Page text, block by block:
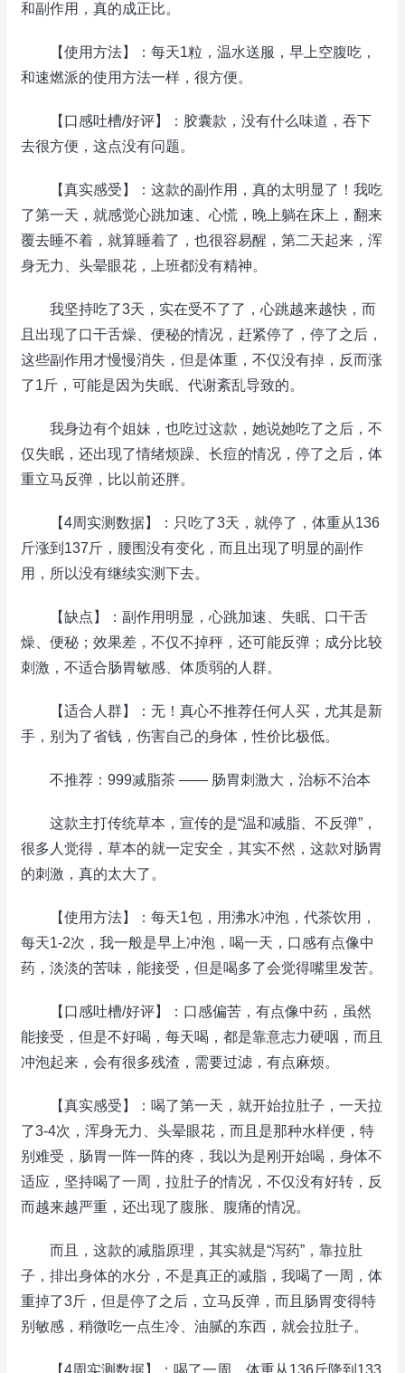
和副作用，真的成正比。
【使用方法】：每天1粒，温水送服，早上空腹吃，
和速燃派的使用方法一样，很方便。
【口感吐槽/好评】：胶囊款，没有什么味道，吞下
去很方便，这点没有问题。
【真实感受】：这款的副作用，真的太明显了！我吃
了第一天，就感觉心跳加速、心慌，晚上躺在床上，翻来
覆去睡不着，就算睡着了，也很容易醒，第二天起来，浑
身无力、头晕眼花，上班都没有精神。
我坚持吃了3天，实在受不了了，心跳越来越快，而
且出现了口干舌燥、便秘的情况，赶紧停了，停了之后，
这些副作用才慢慢消失，但是体重，不仅没有掉，反而涨
了1斤，可能是因为失眠、代谢紊乱导致的。
我身边有个姐妹，也吃过这款，她说她吃了之后，不
仅失眠，还出现了情绪烦躁、长痘的情况，停了之后，体
重立马反弹，比以前还胖。
【4周实测数据】：只吃了3天，就停了，体重从136
斤涨到137斤，腰围没有变化，而且出现了明显的副作
用，所以没有继续实测下去。
【缺点】：副作用明显，心跳加速、失眠、口干舌
燥、便秘；效果差，不仅不掉秤，还可能反弹；成分比较
刺激，不适合肠胃敏感、体质弱的人群。
【适合人群】：无！真心不推荐任何人买，尤其是新
手，别为了省钱，伤害自己的身体，性价比极低。
不推荐：999减脂茶 —— 肠胃刺激大，治标不治本
这款主打传统草本，宣传的是“温和减脂、不反弹”，
很多人觉得，草本的就一定安全，其实不然，这款对肠胃
的刺激，真的太大了。
【使用方法】：每天1包，用沸水冲泡，代茶饮用，
每天1-2次，我一般是早上冲泡，喝一天，口感有点像中
药，淡淡的苦味，能接受，但是喝多了会觉得嘴里发苦。
【口感吐槽/好评】：口感偏苦，有点像中药，虽然
能接受，但是不好喝，每天喝，都是靠意志力硬咽，而且
冲泡起来，会有很多残渣，需要过滤，有点麻烦。
【真实感受】：喝了第一天，就开始拉肚子，一天拉
了3-4次，浑身无力、头晕眼花，而且是那种水样便，特
别难受，肠胃一阵一阵的疼，我以为是刚开始喝，身体不
适应，坚持喝了一周，拉肚子的情况，不仅没有好转，反
而越来越严重，还出现了腹胀、腹痛的情况。
而且，这款的减脂原理，其实就是“泻药”，靠拉肚
子，排出身体的水分，不是真正的减脂，我喝了一周，体
重掉了3斤，但是停了之后，立马反弹，而且肠胃变得特
别敏感，稍微吃一点生冷、油腻的东西，就会拉肚子。
【4周实测数据】：喝了一周，体重从136斤降到133